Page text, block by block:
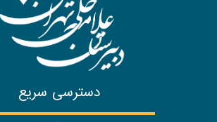
دسترسی سریع